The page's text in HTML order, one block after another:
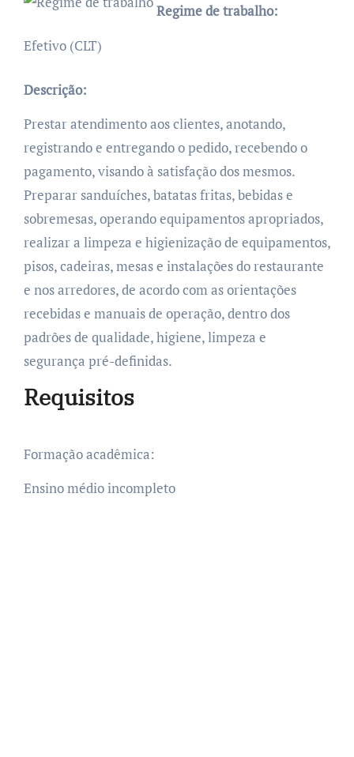
Regime de trabalho:
Efetivo (CLT)
Descrição:
Prestar atendimento aos clientes, anotando,
registrando e entregando o pedido, recebendo o
pagamento, visando à satisfação dos mesmos.
Preparar sanduíches, batatas fritas, bebidas e
sobremesas, operando equipamentos apropriados,
realizar a limpeza e higienização de equipamentos,
pisos, cadeiras, mesas e instalações do restaurante
e nos arredores, de acordo com as orientações
recebidas e manuais de operação, dentro dos
padrões de qualidade, higiene, limpeza e
segurança pré-definidas.
Requisitos
Formação acadêmica:
Ensino médio incompleto